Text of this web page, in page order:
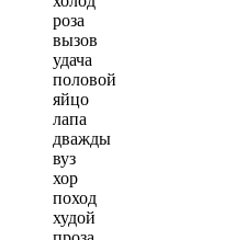
роза
вызов
удача
половой
яйцо
лапа
дважды
вуз
хор
поход
худой